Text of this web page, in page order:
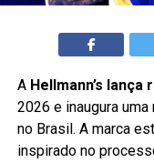
A Hellmann’s lança
2026 e inaugura
no Brasil. A marca
inspirado no